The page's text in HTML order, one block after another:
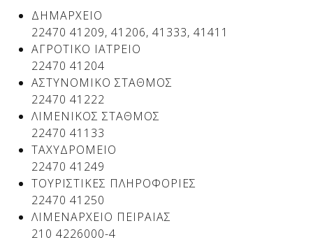
Δείτε μας:
ΔΗΜΑΡΧΕΙΟ
22470 41209, 41206, 41333, 41411
ΑΓΡΟΤΙΚΟ ΙΑΤΡΕΙΟ
22470 41204
ΑΣΤΥΝΟΜΙΚΟ ΣΤΑΘΜΟΣ
22470 41222
ΛΙΜΕΝΙΚΟΣ ΣΤΑΘΜΟΣ
22470 41133
ΤΑΧΥΔΡΟΜΕΙΟ
22470 41249
ΤΟΥΡΙΣΤΙΚΕΣ ΠΛΗΡΟΦΟΡΙΕΣ
22470 41250
ΛΙΜΕΝΑΡΧΕΙΟ ΠΕΙΡΑΙΑΣ
210 4226000-4